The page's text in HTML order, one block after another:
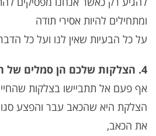
ומתחילים להיות אסירי תודה
על כל הבעיות שאין לנו ועל כל
4. הצלקות שלכם הן סמלים של הכוח שלכם
אף פעם אל תתביישו בצלקות
הצלקת היא שהכאב עבר והפצע
את הכאב,